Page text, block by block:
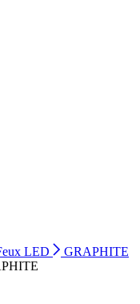
LED
GRAPHITE
pour suivre les
individuel et, par
des cookies qui sont en